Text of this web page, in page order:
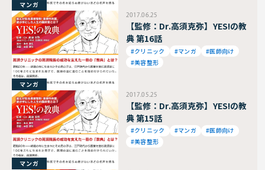
マンガ
2017.06.25
【監修：Dr.高須克弥】YES!の教
典 第16話
#クリニック #マンガ
#医師向け
#美容整形
マンガ
2017.05.25
【監修：Dr.高須克弥】YES!の教
典 第15話
#クリニック #マンガ
#医師向け
#美容整形
マンガ